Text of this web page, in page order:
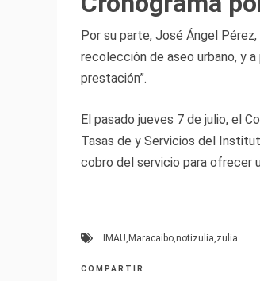
Por su parte, José Ángel
recolección de aseo urbano, y
prestación”.
El pasado jueves 7 de julio, el
Tasas de y Servicios del
cobro del servicio para ofrecer
IMAU, Maracaibo,notizulia,zulia
COMPARTIR